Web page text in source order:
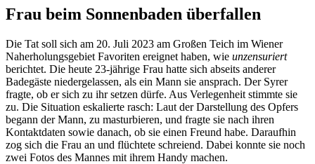
Frau beim Sonnenbaden überfallen
Die Tat soll sich am 20. Juli 2023 am Großen Teich im Wiener
Naherholungsgebiet Favoriten ereignet haben, wie unzensuriert
berichtet. Die heute 23-jährige Frau hatte sich abseits anderer
Badegäste niedergelassen, als ein Mann sie ansprach. Der Syrer
fragte, ob er sich zu ihr setzen dürfe. Aus Verlegenheit stimmte sie
zu. Die Situation eskalierte rasch: Laut der Darstellung des Opfers
begann der Mann, zu masturbieren, und fragte sie nach ihren
Kontaktdaten sowie danach, ob sie einen Freund habe. Daraufhin
zog sich die Frau an und flüchtete schreiend. Dabei konnte sie noch
zwei Fotos des Mannes mit ihrem Handy machen.